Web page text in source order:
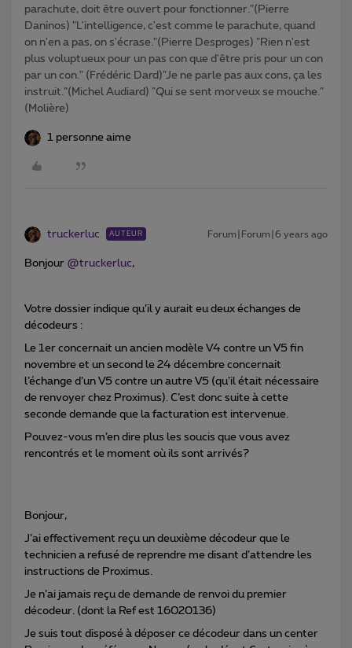
parachute, doit être ouvert pour fonctionner."(Pierre
Daninos) "L'intelligence, c'est comme le parachute, quand
on n'en a pas, on s'écrase."(Pierre Desproges) "Rien n'est
plus voluptueux pour un pas con que d'être pris pour un con
par un con." (Frédéric Dard)"Je ne parle pas aux cons, ça les
instruit."(Michel Audiard) "Qui se sent morveux se mouche."
(Molière)
1 personne aime
truckerluc AUTEUR Forum|Forum|6 years ago
Bonjour @truckerluc,
Votre dossier indique qu’il y aurait eu deux échanges de
décodeurs :
Le 1er concernait un ancien modèle V4 contre un V5 fin
novembre et un second le 24 décembre concernait
l’échange d’un V5 contre un autre V5 (qu’il était nécessaire
de renvoyer chez Proximus). C’est donc suite à cette
seconde demande que la facturation est intervenue.
Pouvez-vous m’en dire plus les soucis que vous avez
rencontrés et le moment où ils sont arrivés?
Bonjour,
J’ai effectivement reçu un deuxième décodeur que le
technicien a refusé de reprendre me disant d’attendre les
instructions de Proximus.
Je n’ai jamais reçu de demande de renvoi du premier
décodeur. (dont la Ref est 16020136)
Je suis tout disposé à déposer ce décodeur dans un center